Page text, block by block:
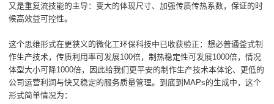
又是重复流技能的主导：变大的体现尺寸、加强传质传热系数，保证的时
候高效益可控性。
这个思维形式在更狭义的微化工环保科技中已收获验正：想必普通釜式制
作生产技术，传质利用率可发展100倍，制热稳定性可发展1000倍，情况
体型大小可降1000倍，因此给我们更平安的制作生产技术本体论、更低的
公司运营利润与快又稳定的服务质量管理。到底到MAPs的生成中，这个
形式简单情况为：